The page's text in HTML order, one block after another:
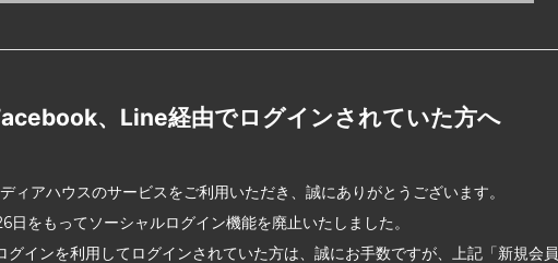
、Line経由でログインされていた方へ
ィアハウスのサービスをご利用いただき、誠にありがとうございます。
日をもってソーシャルログイン機能を廃止いたしました。
グインを利用してログインされていた方は、誠にお手数ですが、上記「新規会員